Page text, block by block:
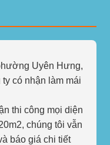
Uyên Hưng,
có nhận làm mái
thi công mọi diện
chúng tôi vẫn
báo giá chi tiết